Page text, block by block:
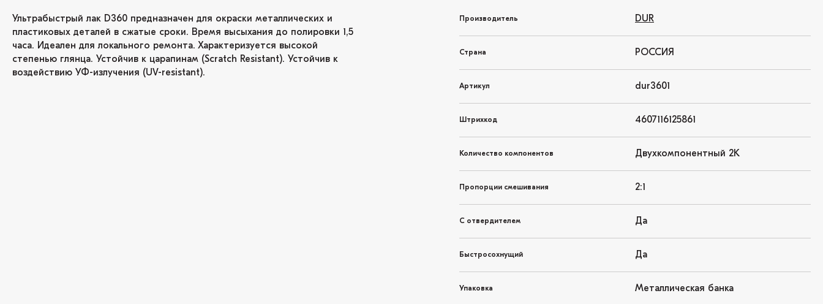
Ультрабыстрый лак D360 предназначен для окраски металлических и
пластиковых деталей в сжатые сроки. Время высыхания до полировки 1,5
часа. Идеален для локального ремонта. Характеризуется высокой
степенью глянца. Устойчив к царапинам (Scratch Resistant). Устойчив к
воздействию УФ-излучения (UV-resistant).
Производитель DUR
Страна РОССИЯ
Артикул dur3601
Штрихкод 4607116125861
Количество компонентов Двухкомпонентный 2K
Пропорции смешивания 2:1
С отвердителем Да
Быстросохнущий Да
Упаковка Металлическая банка